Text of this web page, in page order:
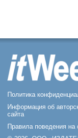
Политика
Информация об
сайта
Правила поведения на